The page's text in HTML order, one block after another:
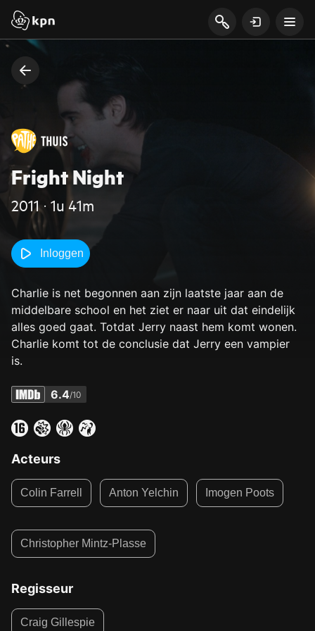
Fright Night
2011 ‧ 1u 41m
Inloggen
Charlie is net begonnen aan zijn laatste jaar aan de
middelbare school en het ziet er naar uit dat eindelijk
alles goed gaat. Totdat Jerry naast hem komt wonen.
Charlie komt tot de conclusie dat Jerry een vampier
is.
6.4/10
Acteurs
Colin Farrell Anton Yelchin Imogen Poots
Christopher Mintz-Plasse
Regisseur
Craig Gillespie